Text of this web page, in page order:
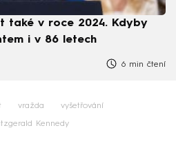
také v roce 2024. Kdyby
i v 86 letech
6 min čtení
vražda vyšetřování
Kennedy